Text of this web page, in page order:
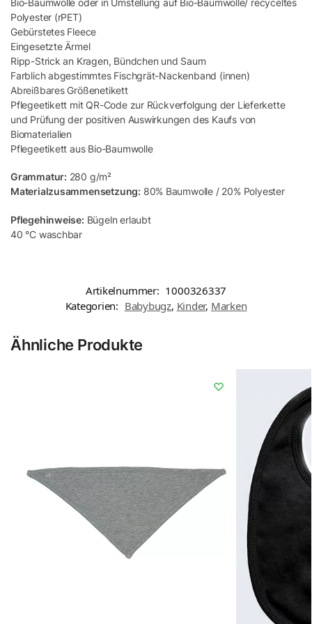
Polyester (rPET)
Gebürstetes Fleece
Eingesetzte Ärmel
Ripp-Strick an Kragen, Bündchen und Saum
Farblich abgestimmtes Fischgrät-Nackenband (innen)
Abreißbares Größenetikett
Pflegeetikett mit QR-Code zur Rückverfolgung der Lieferkette
und Prüfung der positiven Auswirkungen des Kaufs von
Biomaterialien
Pflegeetikett aus Bio-Baumwolle
Grammatur: 280 g/m²
Materialzusammensetzung: 80% Baumwolle / 20% Polyester
Pflegehinweise: Bügeln erlaubt
40 °C waschbar
Artikelnummer: 1000326337
Kategorien: Babybugz, Kinder, Marken
Ähnliche Produkte